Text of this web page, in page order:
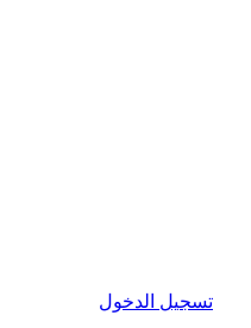
تسجيل الدخول